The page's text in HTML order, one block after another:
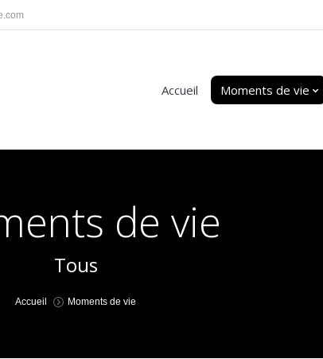
Accueil Moments de vie
de vie
Tous
Accueil Moments de vie